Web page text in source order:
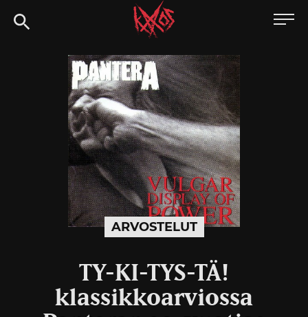
Siirry
suoraan
Kaaoszine
ARVOSTELUT
TY-KI-TYS-TÄ!
klassikkoarviossa